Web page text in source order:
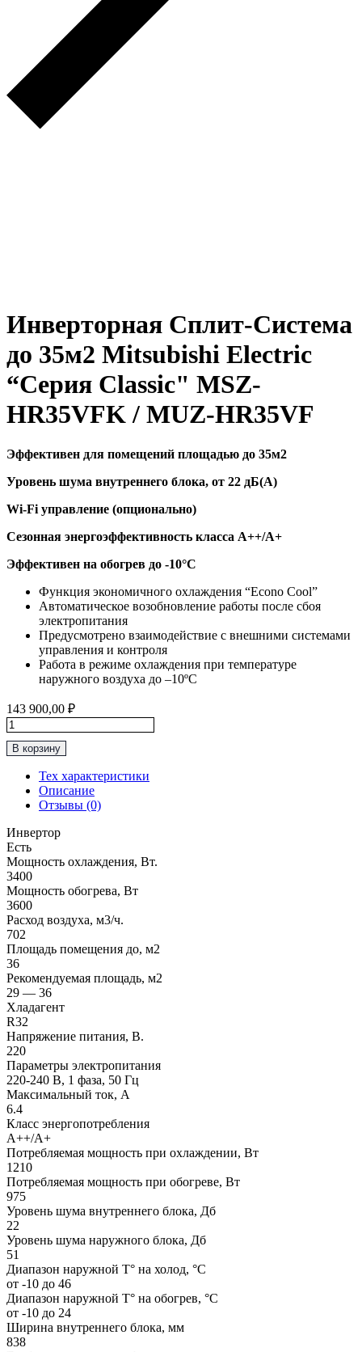
Инверторная Сплит-Система
до 35м2 Mitsubishi Electric
“Серия Classic" MSZ-
HR35VFK / MUZ-HR35VF
Эффективен для помещений площадью до 35м2
Уровень шума внутреннего блока, от 22 дБ(А)
Wi-Fi управление (опционально)
Сезонная энергоэффективность класса А++/A+
Эффективен на обогрев до -10°C
Функция экономичного охлаждения “Econo Cool”
Автоматическое возобновление работы после сбоя
электропитания
Предусмотрено взаимодействие с внешними системами
управления и контроля
Работа в режиме охлаждения при температуре
наружного воздуха до –10ºC
143 900,00 ₽
Количество
товара
Инверторная
Система
35м2
Mitsubishi
Electric
“Серия
Classic"
MSZ-
HR35VFK
/
MUZ-
HR35VF
В корзину
Тех характеристики
Описание
Отзывы (0)
Инвертор
Есть
Мощность охлаждения, Вт.
3400
Мощность обогрева, Вт
3600
Расход воздуха, м3/ч.
702
Площадь помещения до, м2
36
Рекомендуемая площадь, м2
29 — 36
Хладагент
R32
Напряжение питания, В.
220
Параметры электропитания
220-240 В, 1 фаза, 50 Гц
Максимальный ток, А
6.4
Класс энергопотребления
A++/A+
Потребляемая мощность при охлаждении, Вт
1210
Потребляемая мощность при обогреве, Вт
975
Уровень шума внутреннего блока, Дб
22
Уровень шума наружного блока, Дб
51
Диапазон наружной T° на холод, °С
от -10 до 46
Диапазон наружной T° на обогрев, °С
от -10 до 24
Ширина внутреннего блока, мм
838